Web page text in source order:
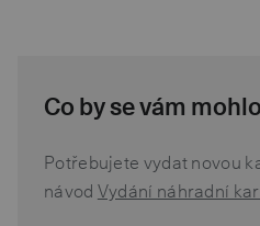
Co by se vám
Potřebujete vydat novou
návod Vydání náhradní